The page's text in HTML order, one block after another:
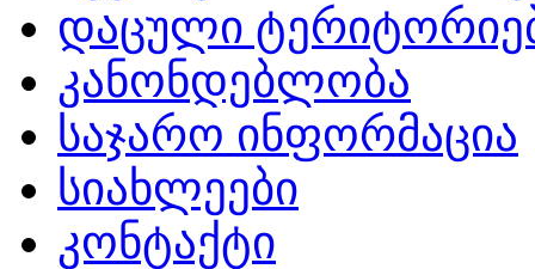
დაცული
კანონდებლობა
საჯარო ინფორმაცია
სიახლეები
კონტაქტი